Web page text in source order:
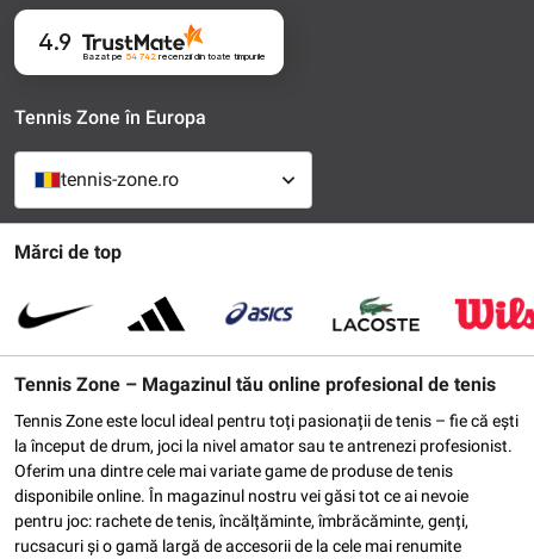
Mărci de top
Tennis Zone – Magazinul tău online profesional de tenis
Tennis Zone este locul ideal pentru toți pasionații de tenis – fie că ești
la început de drum, joci la nivel amator sau te antrenezi profesionist.
Oferim una dintre cele mai variate game de produse de tenis
disponibile online. În magazinul nostru vei găsi tot ce ai nevoie
pentru joc: rachete de tenis, încălțăminte, îmbrăcăminte, genți,
rucsacuri și o gamă largă de accesorii de la cele mai renumite
4.9
Bazat pe 54 742recenziidin toate timpurile
Tennis Zone în Europa
tennis-zone.ro